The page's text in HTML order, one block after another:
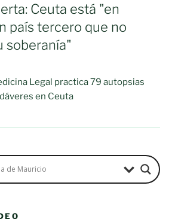
Ceuta está "en
país tercero que no
soberanía"
Legal practica 79 autopsias
en Ceuta